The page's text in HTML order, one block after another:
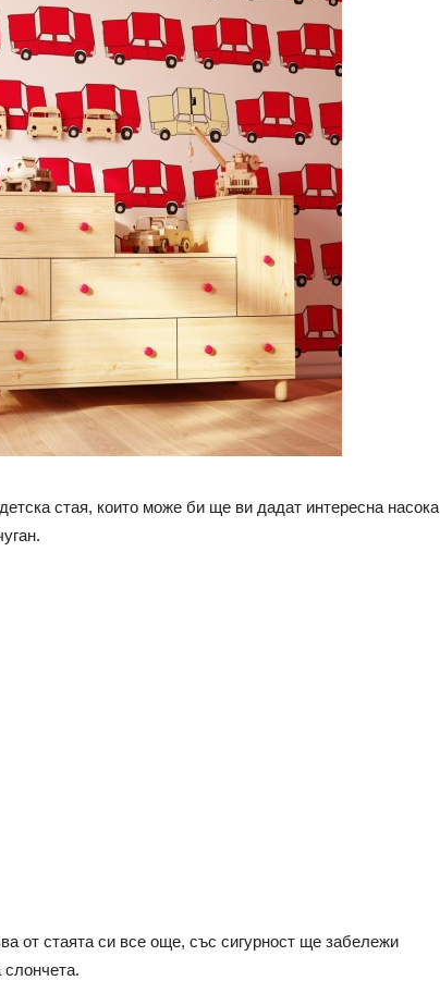
стая, които може би ще ви дадат интересна насока
от стаята си все още, със сигурност ще забележи
слончета.